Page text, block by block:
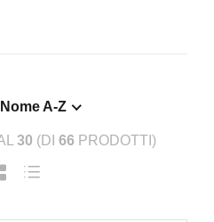
Nome A-Z
30 (DI 66 PRODOTTI)